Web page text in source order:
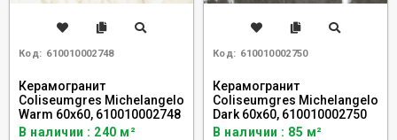
Код: 610010002748
Керамогранит
Coliseumgres Michelangelo
Warm 60x60, 610010002748
В наличии : 240 м²
Код: 610010002750
Керамогранит
Coliseumgres Michelangelo
Dark 60x60, 610010002750
В наличии : 85 м²